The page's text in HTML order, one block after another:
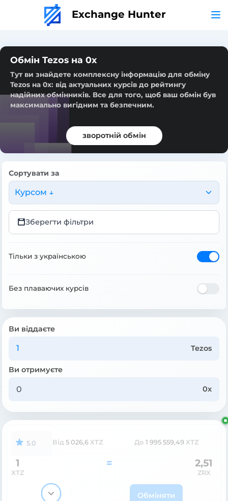
Exchange Hunter
Обмін Tezos на 0x
Тут ви знайдете комплексну інформацію для обміну
Tezos на 0x: від актуальних курсів до рейтингу
надійних обмінників. Все для того, щоб ваш обмін був
максимально вигідним та безпечним.
зворотній обмін
Сортувати за
Курсом ↓
Зберегти фільтри
Тільки з українською
Без плаваючих курсів
Ви віддаєте
Tezos
Ви отримуєте
0x
5.0 Від 5 026,6 XTZ До 1 995 559,49 XTZ
1
XTZ
= 2,51
ZRX
Обміняти